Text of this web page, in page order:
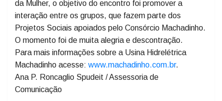
do Projeto Pilates na Melhor Idade de Zortéa,
interagiram e trocaram experiências.
Além de fazer uma homenagem ao Dia Internacional
da Mulher, o objetivo do encontro foi promover a
interação entre os grupos, que fazem parte dos
Projetos Sociais apoiados pelo Consórcio Machadinho.
O momento foi de muita alegria e descontração.
Para mais informações sobre a Usina Hidrelétrica